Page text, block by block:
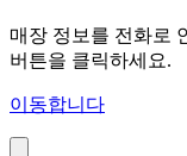
매장 정보를 전화로
버튼을 클릭하세요.
이동합니다